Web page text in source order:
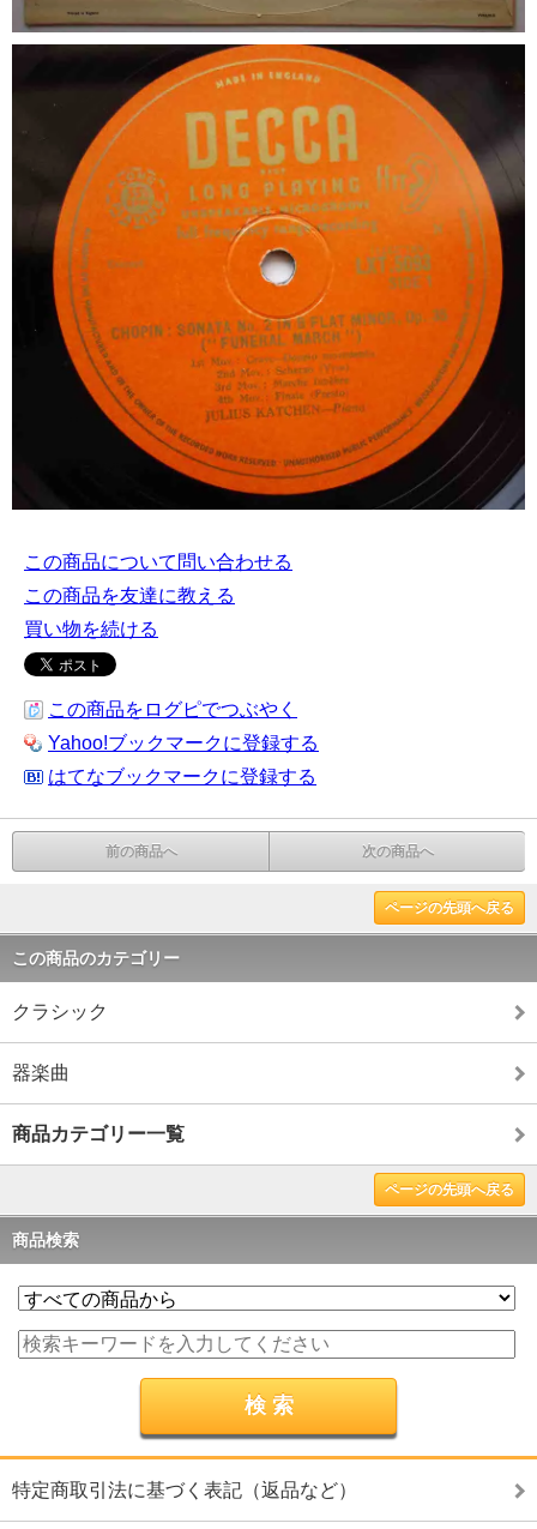
この商品について問い合わせる
この商品を友達に教える
買い物を続ける
この商品をログピでつぶやく
Yahoo!ブックマークに登録する
はてなブックマークに登録する
前の商品へ 次の商品へ
ページの先頭へ戻る
この商品のカテゴリー
クラシック
器楽曲
商品カテゴリー一覧
ページの先頭へ戻る
商品検索
特定商取引法に基づく表記（返品など）